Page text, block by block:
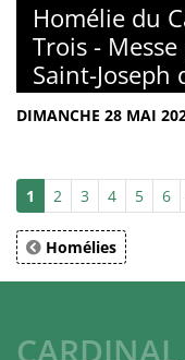
Homélie du
Trois -
Saint-Joseph
DIMANCHE 28 MAI
1 2 3 4 5 6
Homélies